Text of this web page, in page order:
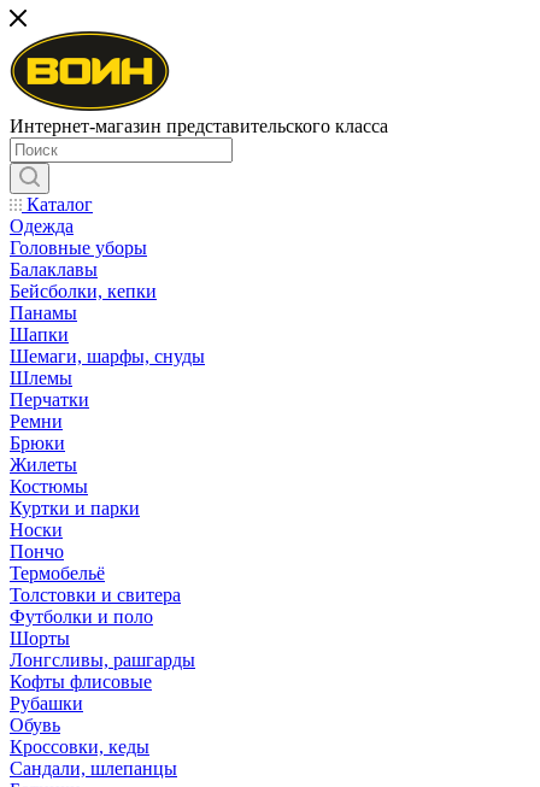
Интернет-магазин представительского класса
Каталог
Одежда
Головные уборы
Балаклавы
Бейсболки, кепки
Панамы
Шапки
Шемаги, шарфы, снуды
Шлемы
Перчатки
Ремни
Брюки
Жилеты
Костюмы
Куртки и парки
Носки
Пончо
Термобельё
Толстовки и свитера
Футболки и поло
Шорты
Лонгсливы, рашгарды
Кофты флисовые
Рубашки
Обувь
Кроссовки, кеды
Сандали, шлепанцы